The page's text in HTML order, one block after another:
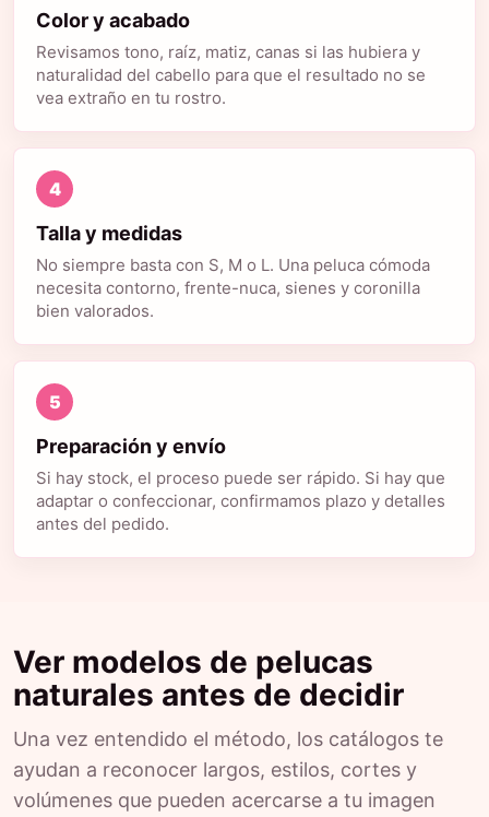
Color y acabado
Revisamos tono, raíz, matiz, canas si las hubiera y
naturalidad del cabello para que el resultado no se
vea extraño en tu rostro.
4
Talla y medidas
No siempre basta con S, M o L. Una peluca cómoda
necesita contorno, frente-nuca, sienes y coronilla
bien valorados.
5
Preparación y envío
Si hay stock, el proceso puede ser rápido. Si hay que
adaptar o confeccionar, confirmamos plazo y detalles
antes del pedido.
Ver modelos de pelucas
naturales antes de decidir
Una vez entendido el método, los catálogos te
ayudan a reconocer largos, estilos, cortes y
volúmenes que pueden acercarse a tu imagen